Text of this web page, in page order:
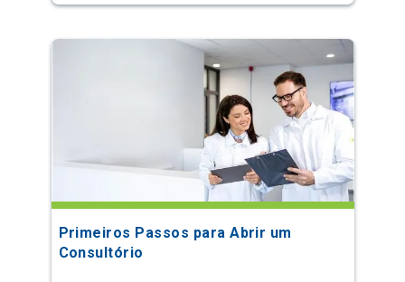
Primeiros Passos para Abrir um
Consultório